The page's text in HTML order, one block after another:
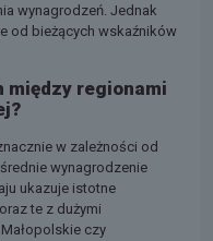
wynagrodzeń. Jednak
od bieżących wskaźników
między regionami
w zależności od
wynagrodzenie
ukazuje istotne
te z dużymi
czy